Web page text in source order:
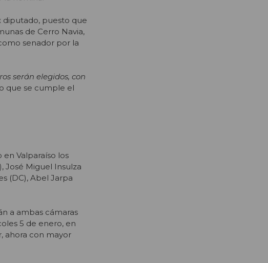
diputado, puesto que
de Cerro Navia,
senador por la
serán elegidos, con
que se cumple el
en Valparaíso los
José Miguel Insulza
(DC), Abel Jarpa
a ambas cámaras
5 de enero, en
ahora con mayor